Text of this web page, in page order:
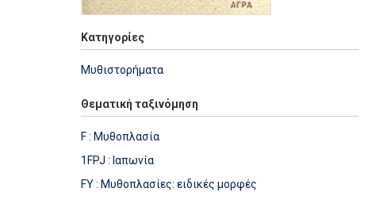
Κατηγορίες
Μυθιστορήματα
Θεματική ταξινόμηση
F : Μυθοπλασία
1FPJ : Ιαπωνία
FY : Μυθοπλασίες: ειδικές μορφές